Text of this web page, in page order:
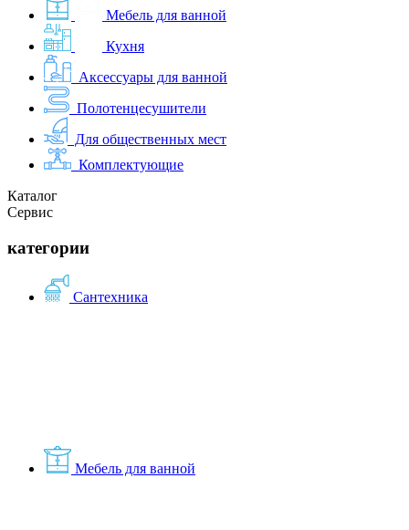
Мебель для ванной
Кухня
Аксессуары для ванной
Полотенцесушители
Для общественных мест
Комплектующие
Каталог
Сервис
категории
Сантехника
Мебель для ванной